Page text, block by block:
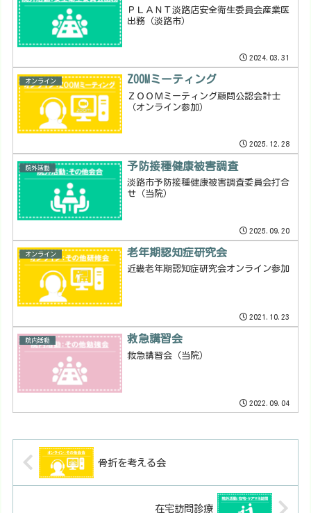
ＰＬＡＮＴ淡路店安全衛生委員会産業医
出務（淡路市）
2024.03.31
オンライン ZOOMミーティング
ＺＯＯＭミーティング顧問公認会計士
（オンライン参加）
2025.12.28
院外活動 予防接種健康被害調査
淡路市予防接種健康被害調査委員会打合
せ（当院）
2025.09.20
オンライン 老年期認知症研究会
近畿老年期認知症研究会オンライン参加
2021.10.23
院内活動 救急講習会
救急講習会（当院）
2022.09.04
骨折を考える会
在宅訪問診療